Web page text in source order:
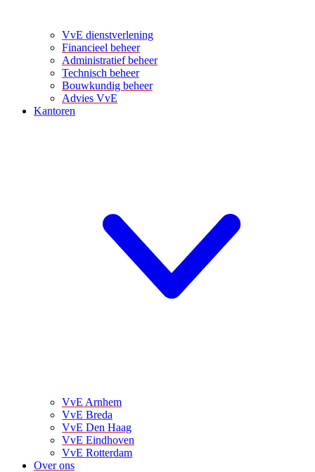
VvE dienstverlening
Financieel beheer
Administratief beheer
Technisch beheer
Bouwkundig beheer
Advies VvE
Kantoren
VvE Arnhem
VvE Breda
VvE Den Haag
VvE Eindhoven
VvE Rotterdam
Over ons